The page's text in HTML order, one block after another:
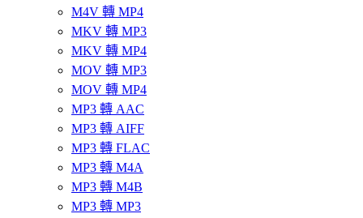
M4V 轉 MP4
MKV 轉 MP3
MKV 轉 MP4
MOV 轉 MP3
MOV 轉 MP4
MP3 轉 AAC
MP3 轉 AIFF
MP3 轉 FLAC
MP3 轉 M4A
MP3 轉 M4B
MP3 轉 MP3